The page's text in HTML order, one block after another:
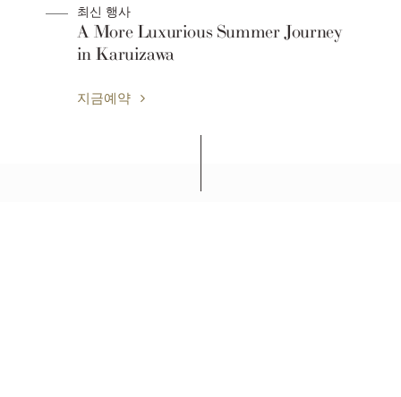
최신 행사
A More Luxurious Summer Journey
in Karuizawa
지금예약